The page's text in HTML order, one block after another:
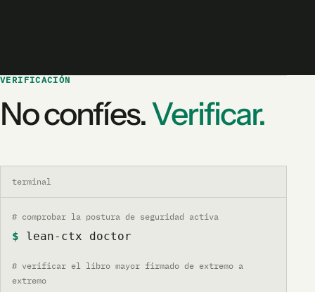
VERIFICACIÓN
No confíes.Verificar.
terminal
# comprobar la postura de seguridad activa
$ lean-ctx doctor
# verificar el libro mayor firmado de extremo a
extremo